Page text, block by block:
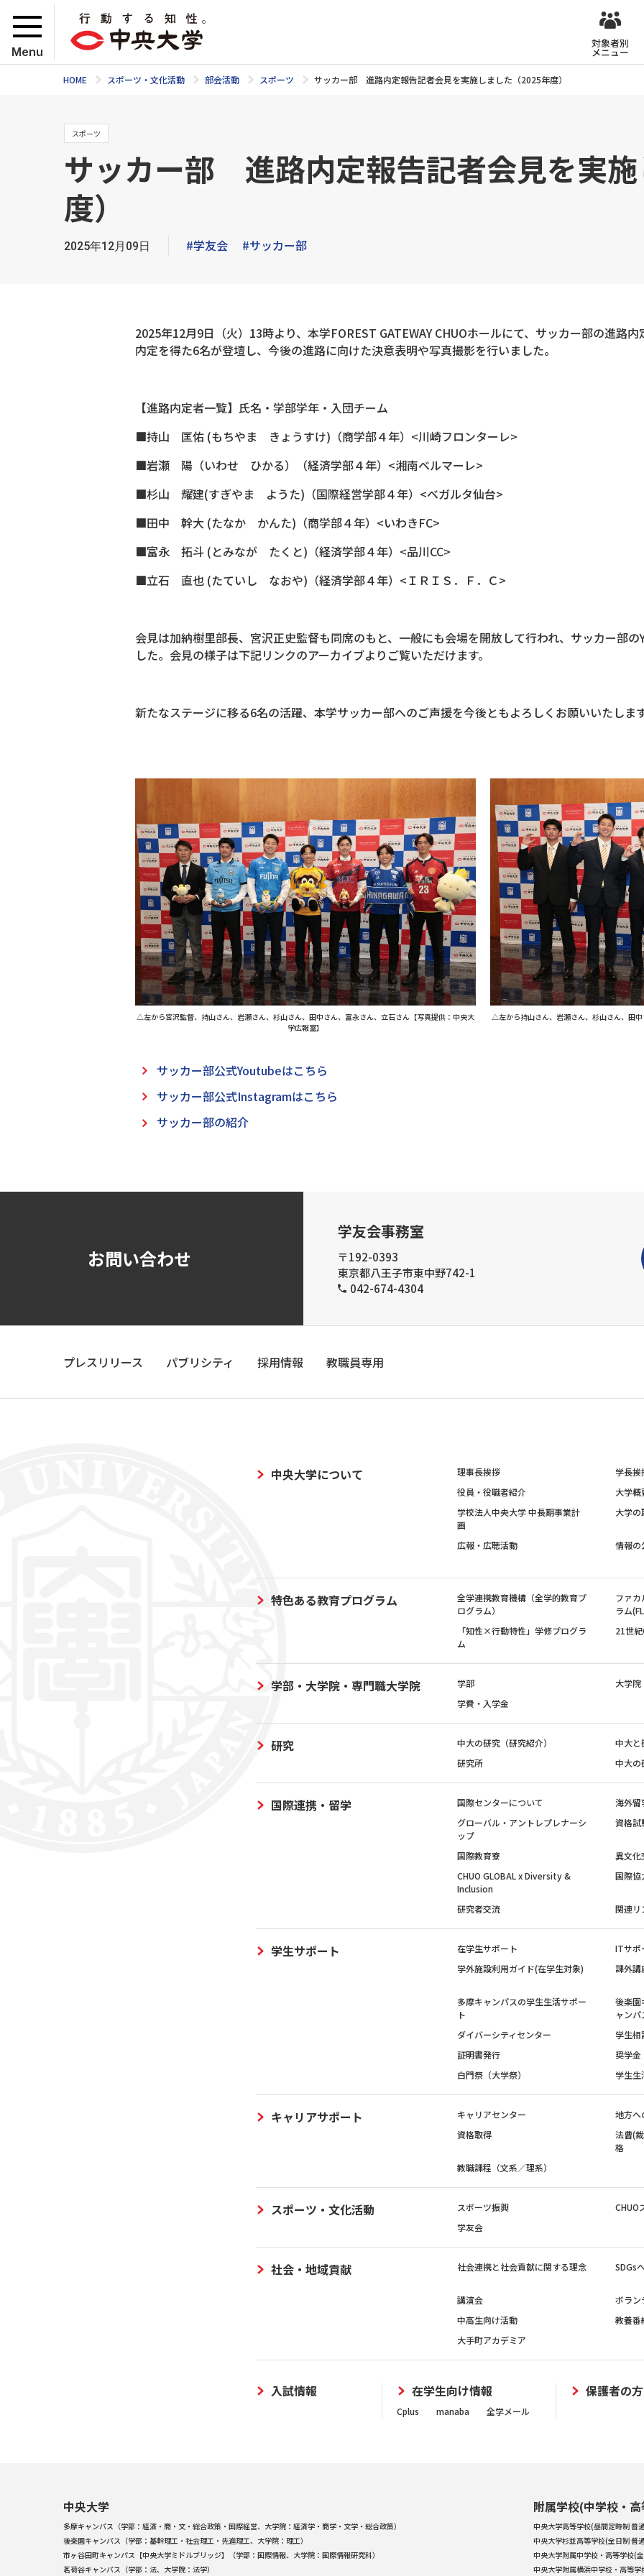
Menu
対象者別
メニュー
HOME スポーツ・文化活動 部会活動 スポーツ サッカー部 進路内定報告記者会見を実施しました（2025年度）
スポーツ
サッカー部 進路内定報告記者会見を実
度）
2025年12月09日 #学友会 #サッカー部
2025年12月9日（火）13時より、本学FOREST GATEWAY CHUOホールにて、サッカー部の進路
内定を得た6名が登壇し、今後の進路に向けた決意表明や写真撮影を行いました。
【進路内定者一覧】氏名・学部学年・入団チーム
■持山 匡佑 (もちやま きょうすけ)（商学部４年）<川崎フロンターレ>
■岩瀬 陽（いわせ ひかる）（経済学部４年）<湘南ベルマーレ>
■杉山 耀建(すぎやま ようた)（国際経営学部４年）<ベガルタ仙台>
■田中 幹大 (たなか かんた)（商学部４年）<いわきFC>
■富永 拓斗 (とみなが たくと)（経済学部４年）<品川CC>
■立石 直也 (たていし なおや)（経済学部４年）<ＩＲＩＳ．Ｆ．Ｃ>
会見は加納樹里部長、宮沢正史監督も同席のもと、一般にも会場を開放して行われ、サッカー部
した。会見の様子は下記リンクのアーカイブよりご覧いただけます。
新たなステージに移る6名の活躍、本学サッカー部へのご声援を今後ともよろしくお願いいたしま
△左から宮沢監督、持山さん、岩瀬さん、杉山さん、田中さん、富永さん、立石さん【写真提供：中央大
学広報室】
△左から持山さん、岩瀬さん、杉山さん、田
サッカー部公式Youtubeはこちら
サッカー部公式Instagramはこちら
サッカー部の紹介
お問い合わせ
学友会事務室
〒192-0393
東京都八王子市東中野742-1
042-674-4304
プレスリリース パブリシティ 採用情報 教職員専用
中央大学について 理事長挨拶
学長挨
役員・役職者紹介
大学概
学校法人中央大学 中長期事業計
画
大学の
広報・広聴活動 情報の
特色ある教育プログラム
全学連携教育機構（全学的教育プ
ログラム）
ファカ
ラム
「知性×行動特性」学修プログラ
ム
21世
学部・大学院・専門職大学院 学部
大学院
学費・入学金
研究 中大の研究（研究紹介）
中大と
研究所
中大の
国際連携・留学 国際センターについて
海外留
グローバル・アントレプレナーシ
ップ
資格試
国際教育寮
異文化
CHUO GLOBAL x Diversity &
Inclusion
国際協
研究者交流 関連リ
学生サポート 在学生サポート
ITサポ
学外施設利用ガイド(在学生対象)
課外講
多摩キャンパスの学生生活サポー
ト
後楽園
ャン
ダイバーシティセンター
学生相
証明書発行
奨学金
白門祭（大学祭）
学生生
キャリアサポート キャリアセンター
地方へ
資格取得
法曹(
格
教職課程（文系／理系）
スポーツ・文化活動 スポーツ振興
CHUO
学友会
社会・地域貢献 社会連携と社会貢献に関する理念 SDGs
講演会
ボラン
中高生向け活動
教養番
大手町アカデミア
入試情報 在学生向け情報
Cplus manaba 全学メール
保護者の
中央大学
多摩キャンパス（学部：経済・商・文・総合政策・国際経営、大学院：経済学・商学・文学・総合政策）
後楽園キャンパス（学部：基幹理工・社会理工・先進理工、大学院：理工）
市ヶ谷田町キャンパス【中央大学ミドルブリッジ】（学部：国際情報、大学院：国際情報研究科）
茗荷谷キャンパス（学部：法、大学院：法学）
附属学校(中学校・
中央大学高等学校(昼間定時制 普
中央大学杉並高等学校(全日制 普
中央大学附属中学校・高等学校(
中央大学附属横浜中学校・高等